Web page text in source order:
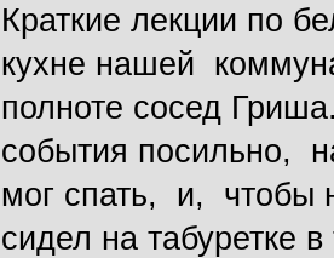
Краткие лекции по
кухне нашей
полноте сосед
события посильно,
мог спать, и, чтобы
сидел на табуретке